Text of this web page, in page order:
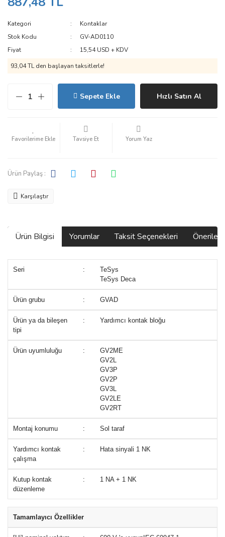
Kategori
Kontaklar
Stok Kodu
GV-AD0110
Fiyat
15,54 USD + KDV
93,04 TL den başlayan taksitlerle!
Sepete Ekle Hızlı Satın Al
Tavsiye Et Yorum Yaz
Ürün Paylaş :
Karşılaştır
Ürün Bilgisi Yorumlar Taksit Seçenekleri
Seri :
TeSys
TeSys Deca
Ürün grubu : GVAD
Ürün ya da bileşen
tipi
: Yardımcı kontak bloğu
Ürün uyumluluğu :
GV2ME
GV2L
GV3P
GV2P
GV3L
GV2LE
GV2RT
Montaj konumu : Sol taraf
Yardımcı kontak
çalışma
: Hata sinyali 1 NK
Kutup kontak
düzenleme
: 1 NA + 1 NK
Tamamlayıcı Özellikler